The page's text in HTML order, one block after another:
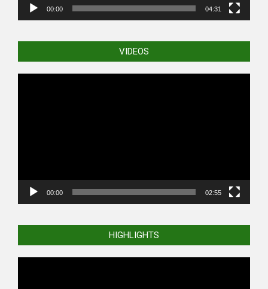
00:00 04:31
VIDEOS
00:00 02:55
HIGHLIGHTS